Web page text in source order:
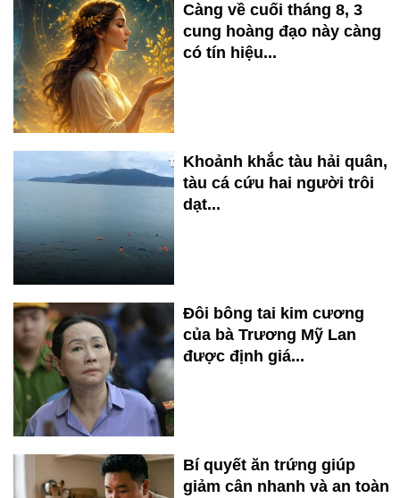
Càng về cuối tháng 8, 3
cung hoàng đạo này càng
có tín hiệu...
Khoảnh khắc tàu hải quân,
tàu cá cứu hai người trôi
dạt...
Đôi bông tai kim cương
của bà Trương Mỹ Lan
được định giá...
Bí quyết ăn trứng giúp
giảm cân nhanh và an toàn